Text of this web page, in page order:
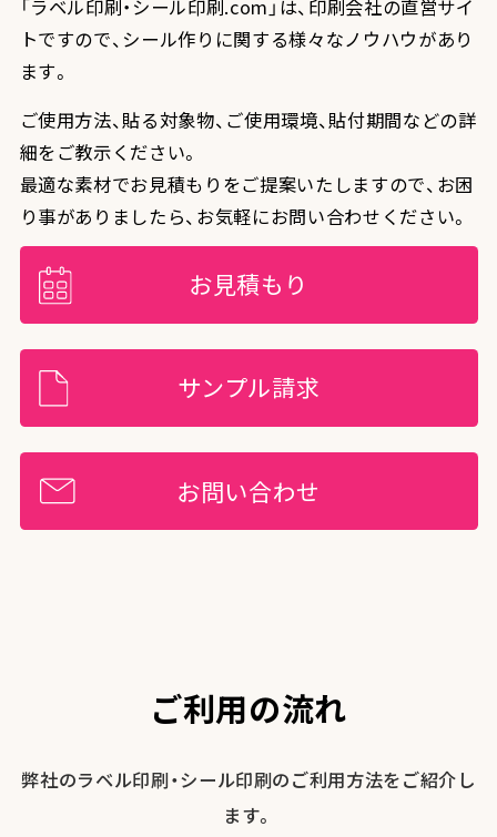
「ラベル印刷・シール印刷.com」は、印刷会社の直営サイ
トですので、シール作りに関する様々なノウハウがあり
ます。
ご使用方法、貼る対象物、ご使用環境、貼付期間などの詳
細をご教示ください。
最適な素材でお見積もりをご提案いたしますので、お困
り事がありましたら、お気軽にお問い合わせください。
お見積もり
サンプル請求
お問い合わせ
ご利用の流れ
弊社のラベル印刷・シール印刷のご利用方法をご紹介し
ます。